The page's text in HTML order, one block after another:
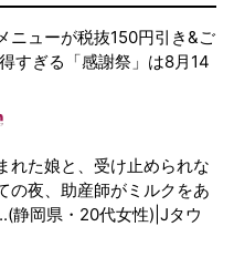
ニューが税抜150円引き&ご
すぎる「感謝祭」は8月14
れた娘と、受け止められな
の夜、助産師がミルクをあ
静岡県・20代女性)|Jタウ